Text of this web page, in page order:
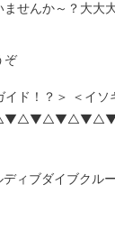
せんか～？大大
ぞ
ド！？ ＞ ＜ イソ
ィブダイブクル